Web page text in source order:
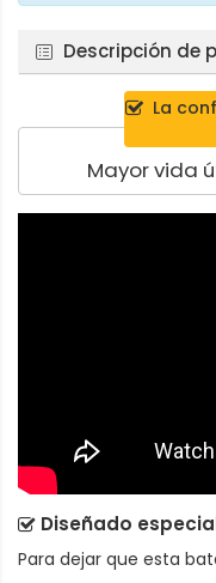
Descripción de
La
Mayor vida
Diseñado
Para dejar que esta